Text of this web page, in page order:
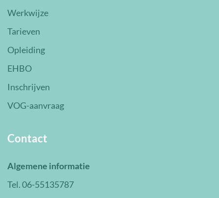
Werkwijze
Tarieven
Opleiding
EHBO
Inschrijven
VOG-aanvraag
Contact
Algemene informatie
Tel. 06-55135787